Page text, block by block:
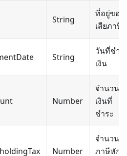
String
ที่อยู่ของ
เสียภาษี
String
วันที่ชำร
เงิน
Number
จำนวน
เงินที่
ชำระ
Number
จำนวน
ภาษีหัก